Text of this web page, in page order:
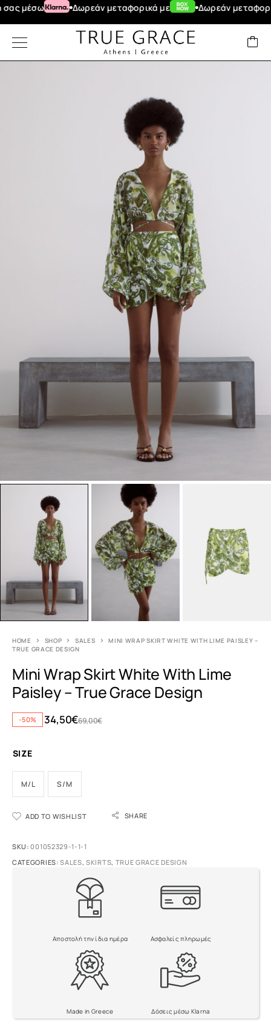
Δωρεάν μεταφορικά με Δωρεάν μεταφορικά
HOME SHOP SALES
MINI WRAP SKIRT WHITE WITH LIME PAISLEY –
TRUE GRACE DESIGN
Mini Wrap Skirt White With Lime
Paisley – True Grace Design
-50% 69,00€
34,50€
SIZE
M/L S/M
l
e
ADD TO WISHLIST SHARE
SKU:001052329-1-1-1
CATEGORIES:SALES,SKIRTS, TRUE GRACE DESIGN
Αποστολή την ίδια ημέρα Ασφαλείς πληρωμές
Made in Greece Δόσεις μέσω Klarna